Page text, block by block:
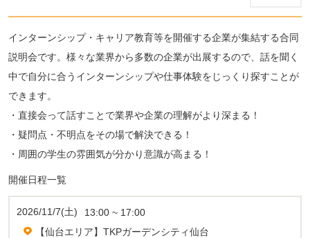
インターンシップ・キャリア教育等を開催する企業が集結する合同
説明会です。様々な業界から多数の企業が出展するので、話を聞く
中で自分に合うインターンシップや仕事体験をじっくり探すことが
できます。
・直接会って話すことで業界や企業の理解がより深まる！
・疑問点・不明点をその場で解決できる！
・周囲の学生の雰囲気が分かり意識が高まる！
開催日程一覧
2026/11/7(土)
13:00 ~ 17:00
【仙台エリア】TKPガーデンシティ仙台